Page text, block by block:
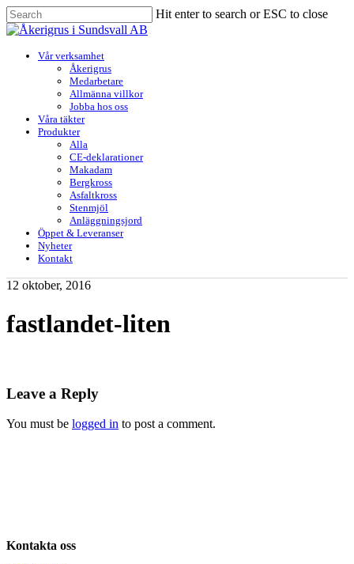
Skip
to
content
Hit enter to search or ESC to close
Close
Menu
Vår verksamhet
Åkerigrus
Medarbetare
Allmänna villkor
Jobba hos oss
Våra täkter
Produkter
Alla
CE-deklarationer
Makadam
Bergkross
Asfaltkross
Stenmjöl
Anläggningsjord
Öppet & Leveranser
Nyheter
Kontakt
12 oktober, 2016
fastlandet-liten
Leave a Reply
You must be logged in to post a comment.
Kontakta oss